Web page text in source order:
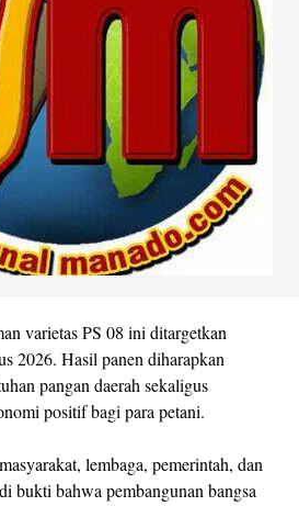
varietas PS 08 ini ditargetkan
2026. Hasil panen diharapkan
pangan daerah sekaligus
positif bagi para petani.
lembaga, pemerintah, dan
bukti bahwa pembangunan bangsa